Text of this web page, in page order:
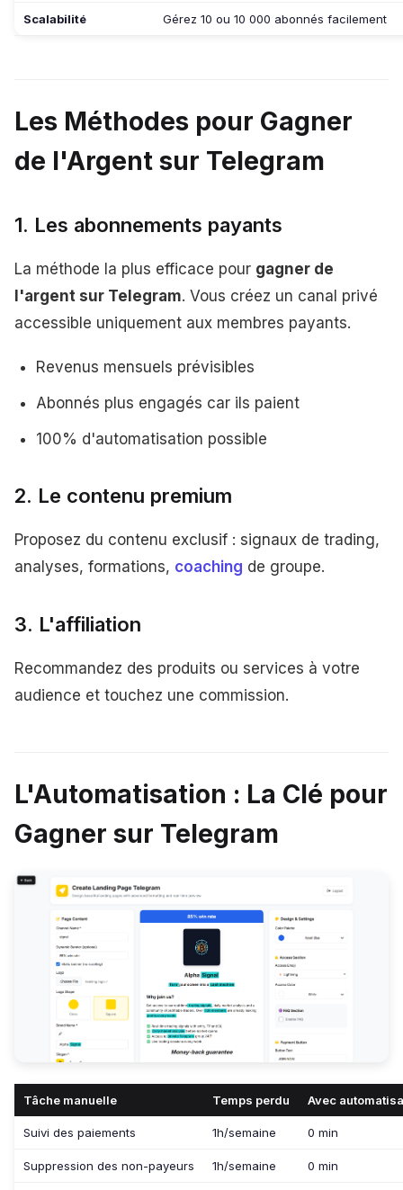
Scalabilité Gérez 10 ou 10 000 abonnés facilement
Les Méthodes pour Gagner
de l'Argent sur Telegram
1. Les abonnements payants
La méthode la plus efficace pour gagner de
l'argent sur Telegram. Vous créez un canal privé
accessible uniquement aux membres payants.
Revenus mensuels prévisibles
Abonnés plus engagés car ils paient
100% d'automatisation possible
2. Le contenu premium
Proposez du contenu exclusif : signaux de trading,
analyses, formations, coaching de groupe.
3. L'affiliation
Recommandez des produits ou services à votre
audience et touchez une commission.
L'Automatisation : La Clé pour
Gagner sur Telegram
Tâche manuelle Temps perdu Avec
Suivi des paiements 1h/semaine 0 min
Suppression des non-payeurs 1h/semaine 0 min